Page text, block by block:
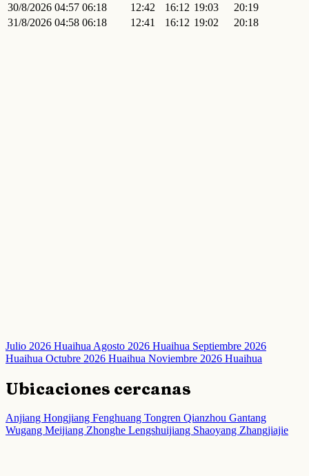
30/8/2026 04:57 06:18 12:42 16:12 19:03
20:19
31/8/2026 04:58 06:18 12:41 16:12 19:02 20:18
Julio 2026 Huaihua Agosto 2026 Huaihua Septiembre 2026
Huaihua Octubre 2026 Huaihua Noviembre 2026 Huaihua
Ubicaciones cercanas
Anjiang Hongjiang Fenghuang Tongren Qianzhou Gantang
Wugang Meijiang Zhonghe Lengshuijiang Shaoyang Zhangjiajie